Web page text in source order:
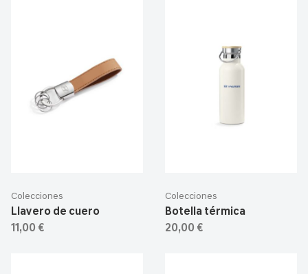
Colecciones
Llavero de cuero
11,00 €
Colecciones
Botella térmica
20,00 €